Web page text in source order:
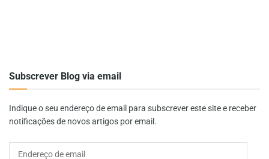
Subscrever Blog via email
Indique o seu endereço de email para subscrever este site e receber
notificações de novos artigos por email.
Endereço